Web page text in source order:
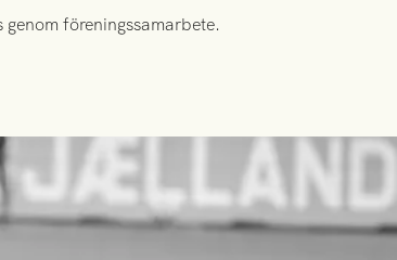
föreningssamarbete.